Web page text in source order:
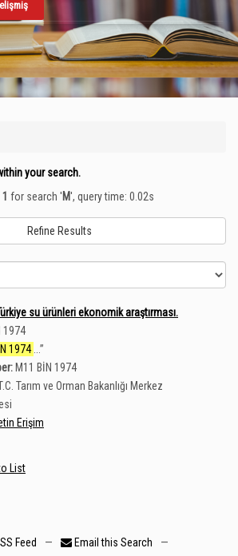
your search.
1 for search 'M', query time: 0.02s
Refine Results
su ürünleri ekonomik araştırması.
1974
1974
”
M11 BİN 1974
Tarım ve Orman Bakanlığı Merkez
Erişim
List
Feed — Email this Search
—